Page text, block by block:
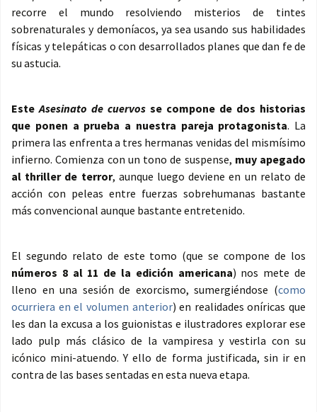
recorre el mundo resolviendo misterios de tintes
sobrenaturales y demoníacos, ya sea usando sus habilidades
físicas y telepáticas o con desarrollados planes que dan fe de
su astucia.
EsteAsesinato de cuervos se compone de dos historias
que ponen a prueba a nuestra pareja protagonista. La
primera las enfrenta a tres hermanas venidas del mismísimo
infierno. Comienza con un tono de suspense, muy apegado
al thriller de terror, aunque luego deviene en un relato de
acción con peleas entre fuerzas sobrehumanas bastante
más convencional aunque bastante entretenido.
El segundo relato de este tomo (que se compone de los
números 8 al 11 de la edición americana) nos mete de
lleno en una sesión de exorcismo, sumergiéndose (como
ocurriera en el volumen anterior) en realidades oníricas que
les dan la excusa a los guionistas e ilustradores explorar ese
lado pulp más clásico de la vampiresa y vestirla con su
icónico mini-atuendo. Y ello de forma justificada, sin ir en
contra de las bases sentadas en esta nueva etapa.